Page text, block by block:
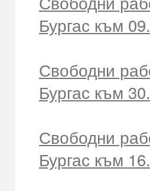
Бургас към
Свободни
Бургас към
Свободни
Бургас към